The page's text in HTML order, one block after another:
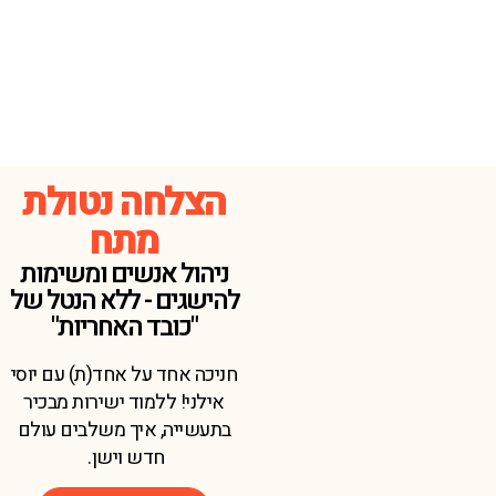
הצלחה נטולת
מתח
ניהול אנשים ומשימות
להישגים - ללא הנטל של
"כובד האחריות"
חניכה אחד על אחד(ת) עם יוסי
אילני! ללמוד ישירות מבכיר
בתעשייה, איך משלבים עולם
חדש וישן.